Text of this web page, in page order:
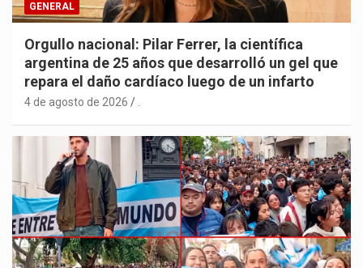
GENERAL
Orgullo nacional: Pilar Ferrer, la científica
argentina de 25 años que desarrolló un gel que
repara el daño cardíaco luego de un infarto
4 de agosto de 2026